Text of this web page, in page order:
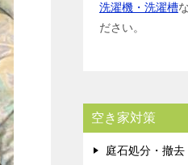
洗濯機・洗濯槽
ださい。
空き家対策
庭石処分・撤去